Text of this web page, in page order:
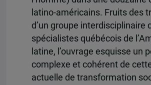
latino-américains. Fruits des
d’un groupe interdisciplinaire
spécialistes québécois de
latine, l’ouvrage esquisse un
complexe et cohérent de
actuelle de transformation